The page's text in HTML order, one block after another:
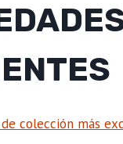
colección más